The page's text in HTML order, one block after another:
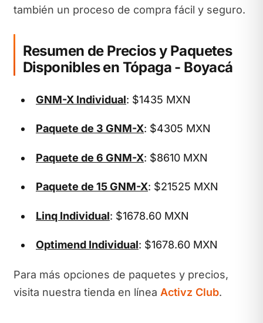
también un proceso de compra fácil y seguro.
Resumen de Precios y Paquetes
Disponibles en Tópaga - Boyacá
GNM-X Individual: $1435 MXN
Paquete de 3 GNM-X: $4305 MXN
Paquete de 6 GNM-X: $8610 MXN
Paquete de 15 GNM-X: $21525 MXN
Linq Individual: $1678.60 MXN
Optimend Individual: $1678.60 MXN
Para más opciones de paquetes y precios,
visita nuestra tienda en línea Activz Club.